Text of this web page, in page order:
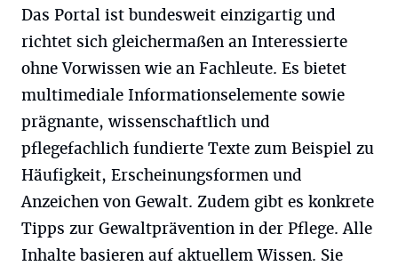
Das Portal ist bundesweit einzigartig und
richtet sich gleichermaßen an Interessierte
ohne Vorwissen wie an Fachleute. Es bietet
multimediale Informationselemente sowie
prägnante, wissenschaftlich und
pflegefachlich fundierte Texte zum Beispiel zu
Häufigkeit, Erscheinungsformen und
Anzeichen von Gewalt. Zudem gibt es konkrete
Tipps zur Gewaltprävention in der Pflege. Alle
Inhalte basieren auf aktuellem Wissen. Sie